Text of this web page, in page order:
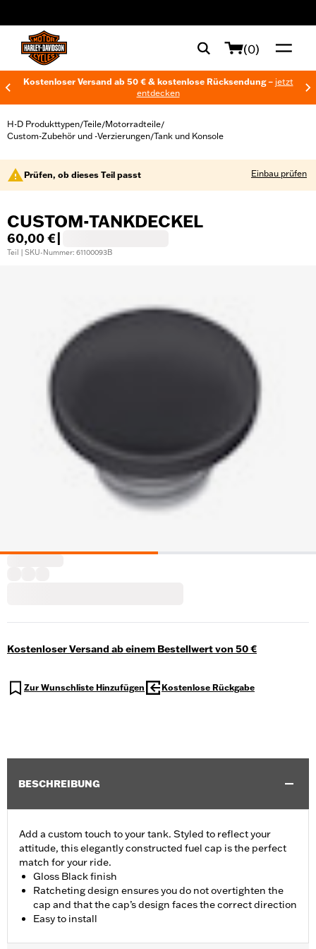
(0)
Kostenloser Versand ab 50 € & kostenlose Rücksendung – jetzt
entdecken
H-D Produkttypen/Teile/Motorradteile/
Custom-Zubehör und -Verzierungen/Tank und Konsole
Prüfen, ob dieses Teil passt Einbau prüfen
CUSTOM-TANKDECKEL
60,00 €
Teil | SKU-Nummer: 61100093B
Kostenloser Versand ab einem Bestellwert von 50 €
Zur Wunschliste Hinzufügen Kostenlose Rückgabe
BESCHREIBUNG
Add a custom touch to your tank. Styled to reflect your
attitude, this elegantly constructed fuel cap is the perfect
match for your ride.
Gloss Black finish
Ratcheting design ensures you do not overtighten the
cap and that the cap’s design faces the correct direction
Easy to install